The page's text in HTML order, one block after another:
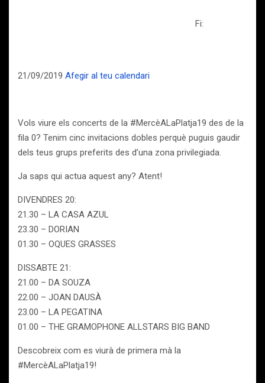
Fi:
21/09/2019 Afegir al teu calendari
Vols viure els concerts de la #MercèALaPlatja19 des de la
fila 0? Tenim cinc invitacions dobles perquè puguis gaudir
dels teus grups preferits des d’una zona privilegiada.
Ja saps qui actua aquest any? Atent!
DIVENDRES 20:
21.30 – LA CASA AZUL
23.30 – DORIAN
01.30 – OQUES GRASSES
DISSABTE 21:
21.00 – DA SOUZA
22.00 – JOAN DAUSÀ
23.00 – LA PEGATINA
01.00 – THE GRAMOPHONE ALLSTARS BIG BAND
Descobreix com es viurà de primera mà la
#MercèALaPlatja19!